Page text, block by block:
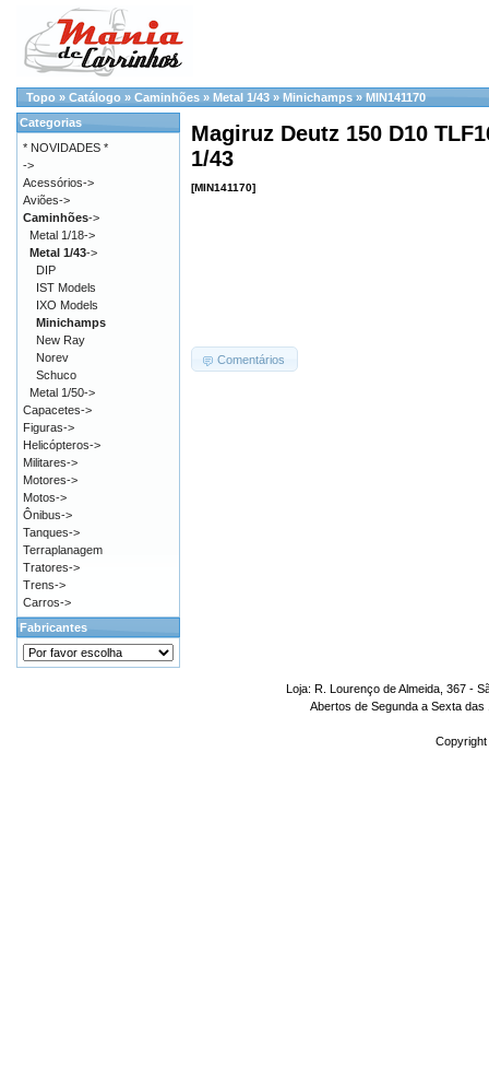
Topo » Catálogo » Caminhões » Metal 1/43 » Minichamps » MIN141170
Magiruz Deutz 150 D10
1/43
[MIN141170]
Comentários
Categorias
* NOVIDADES *
->
Acessórios->
Aviões->
Caminhões->
Metal 1/18->
Metal 1/43->
DIP
IST Models
IXO Models
Minichamps
New Ray
Norev
Schuco
Metal 1/50->
Capacetes->
Figuras->
Helicópteros->
Militares->
Motores->
Motos->
Ônibus->
Tanques->
Terraplanagem
Tratores->
Trens->
Carros->
Fabricantes
Loja: R. Lourenço de Almeida, 367 -
Abertos de Segunda a Sexta